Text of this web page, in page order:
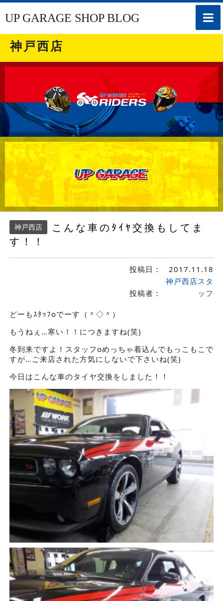
toggle
UP GARAGE SHOP BLOG
神戸西店
神戸西店
こんな車のﾀｲﾔ交換もしてま
す！！
投稿日： 2017.11.18
投稿者：
神戸西店スタ
ッフ
どーもｽﾀｯﾌoでーす（＾◇＾）
もうねぇ…寒い！！につきますね(笑)
冬到来ですよ！スタッフoめっちゃ着込んでもっこもこで
すが…ご来店された方気にしないで下さいね(笑)
今日はこんな車のタイヤ交換をしました！！